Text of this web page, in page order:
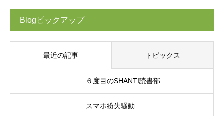
Blogピックアップ
最近の記事 トピックス
６度目のSHANTI読書部
スマホ紛失騒動